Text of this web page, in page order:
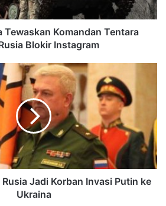
Tewaskan Komandan Tentara
Blokir Instagram
Jadi Korban Invasi Putin ke
Ukraina